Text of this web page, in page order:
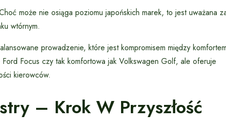
może nie osiąga poziomu japońskich marek, to jest uważana
wtórnym.
prowadzenie, które jest kompromisem między
Focus czy tak komfortowa jak Volkswagen Golf, ale oferuje
kierowców.
– Krok W Przyszłość